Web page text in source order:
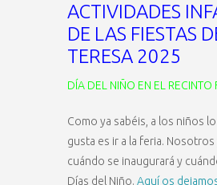
ACTIVIDADES
DE LAS FIESTAS
TERESA 2025
DÍA DEL NIÑO EN EL RECINTO
Como ya sabéis, a los niños
gusta es ir a la feria.
cuándo se inaugurará y
Días del Niño. Aquí os